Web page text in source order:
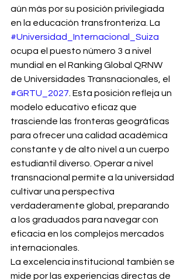
aún más por su posición privilegiada
en la educación transfronteriza. La
#Universidad_Internacional_Suiza
ocupa el puesto número 3 a nivel
mundial en el Ranking Global QRNW
de Universidades Transnacionales, el
#GRTU_2027 . Esta posición refleja un
modelo educativo eficaz que
trasciende las fronteras geográficas
para ofrecer una calidad académica
constante y de alto nivel a un cuerpo
estudiantil diverso. Operar a nivel
transnacional permite a la universidad
cultivar una perspectiva
verdaderamente global, preparando
a los graduados para navegar con
eficacia en los complejos mercados
internacionales.
La excelencia institucional también se
mide por las experiencias directas de